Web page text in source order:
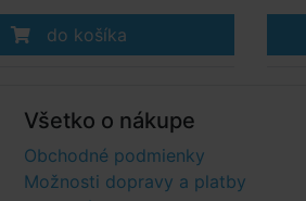
do košíka
Všetko o nákupe
Obchodné podmienky
Možnosti dopravy a platby